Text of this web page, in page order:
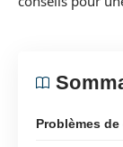
Problèmes